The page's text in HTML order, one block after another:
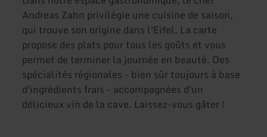
Andreas Zahn privilégie une cuisine de saison,
qui trouve son origine dans l'Eifel. La carte
propose des plats pour tous les goûts et vous
permet de terminer la journée en beauté. Des
spécialités régionales - bien sûr toujours à base
d'ingrédients frais - accompagnées d'un
délicieux vin de la cave. Laissez-vous gâter !